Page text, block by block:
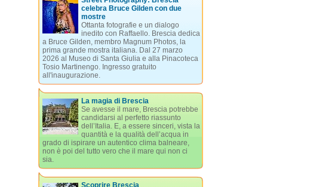
celebra Bruce Gilden con due
mostre
Ottanta fotografie e un dialogo
inedito con Raffaello. Brescia dedica
a Bruce Gilden, membro Magnum Photos, la
prima grande mostra italiana. Dal 27 marzo
2026 al Museo di Santa Giulia e alla Pinacoteca
Tosio Martinengo. Ingresso gratuito
all'inaugurazione.
La magia di Brescia
Se avesse il mare, Brescia potrebbe
candidarsi al perfetto riassunto
dell’Italia. E, a essere sinceri, vista la
quantità e la qualità dell’acqua in
grado di ispirare un autentico clima balneare,
non è poi del tutto vero che il mare qui non ci
sia.
Scoprire Brescia